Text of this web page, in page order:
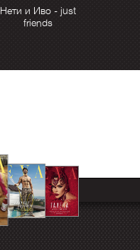
Нети и Иво - just
friends